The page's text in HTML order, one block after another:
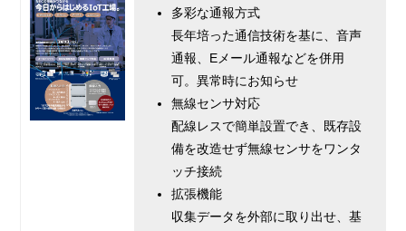
多彩な通報方式
長年培った通信技術を基に、音声
通報、Eメール通報などを併用
可。異常時にお知らせ
無線センサ対応
配線レスで簡単設置でき、既存設
備を改造せず無線センサをワンタ
ッチ接続
拡張機能
収集データを外部に取り出せ、基